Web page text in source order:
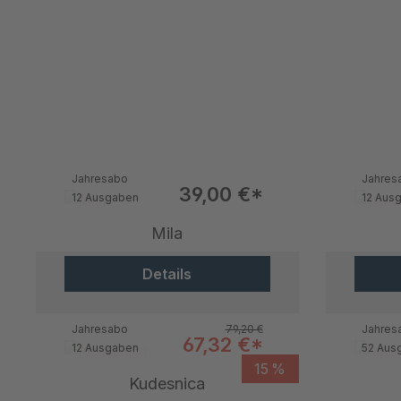
Jahresabo
12 Ausgaben
Verkaufspreis:
39,00 €*
Mila
Details
12
15 %
Jahresabo Regulärer Preis:
79,20 €
12 Ausgaben
Verkaufspreis:
67,32 €*
Kudesnica
52